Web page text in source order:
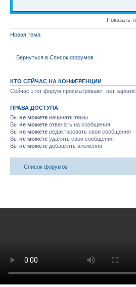
Показать
Новая тема
Вернуться в Список форумов
КТО СЕЙЧАС НА КОНФЕРЕНЦИИ
Сейчас этот форум просматривают: нет
ПРАВА ДОСТУПА
Вы не можете начинать темы
Вы не можете отвечать на сообщения
Вы не можете редактировать свои сообщения
Вы не можете удалять свои сообщения
Вы не можете добавлять вложения
Список форумов